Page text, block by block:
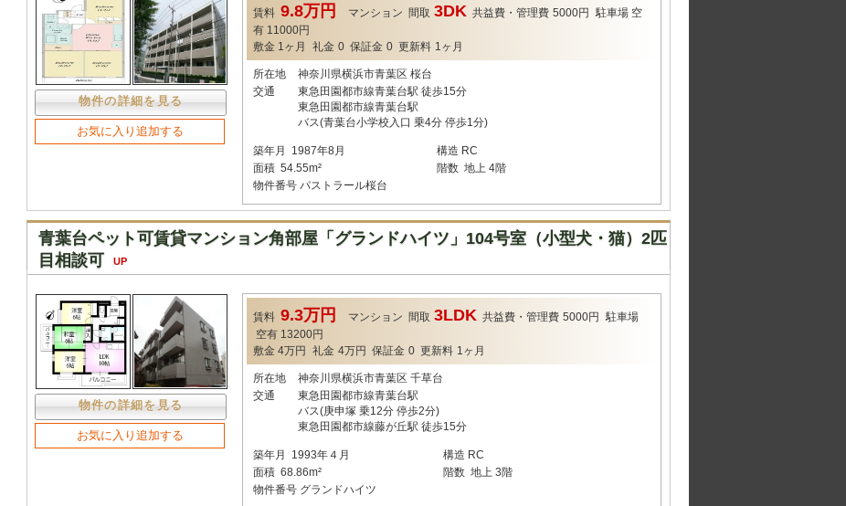
物件の詳細を見る
お気に入り追加する
賃料 9.8万円 マンション 間取 3DK 共益費・管理費 5000円 駐車場 空
有 11000円
敷金 1ヶ月 礼金 0 保証金 0 更新料 1ヶ月
所在地
神奈川県横浜市青葉区 桜台
交通
東急田園都市線青葉台駅 徒歩15分
東急田園都市線青葉台駅
バス(青葉台小学校入口 乗4分 停歩1分)
築年月 1987年8月 構造 RC
面積 54.55m² 階数 地上 4階
物件番号 パストラール桜台
青葉台ペット可賃貸マンション角部屋「グランドハイツ」104号室（小型犬・猫）2匹
目相談可
UP
物件の詳細を見る
お気に入り追加する
賃料 9.3万円 マンション 間取 3LDK 共益費・管理費 5000円 駐車場
空有 13200円
敷金 4万円 礼金 4万円 保証金 0 更新料 1ヶ月
所在地
神奈川県横浜市青葉区 千草台
交通
東急田園都市線青葉台駅
バス(庚申塚 乗12分 停歩2分)
東急田園都市線藤が丘駅 徒歩15分
築年月 1993年４月 構造 RC
面積 68.86m² 階数 地上 3階
物件番号 グランドハイツ